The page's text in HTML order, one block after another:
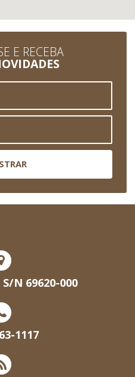
E RECEBA
S/N 69620-000
1117